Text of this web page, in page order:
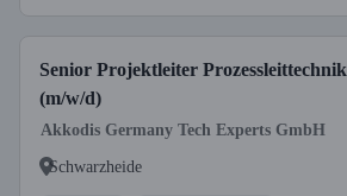
Senior Projektleiter Prozessleittechnik
(m/w/d)
Akkodis Germany Tech Experts GmbH
Schwarzheide